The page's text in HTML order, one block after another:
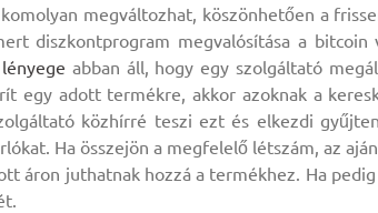
megváltozhat, köszönhetően a
diszkontprogram megvalósítása a
lényege abban áll, hogy egy szolgáltató
egy adott termékre, akkor azoknak a
közhírré teszi ezt és elkezdi
Ha összejön a megfelelő létszám, az
áron juthatnak hozzá a termékhez. Ha